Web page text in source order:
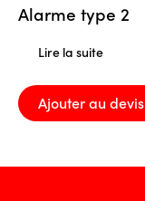
Alarme type 2
Lire la suite
Ajouter au devis